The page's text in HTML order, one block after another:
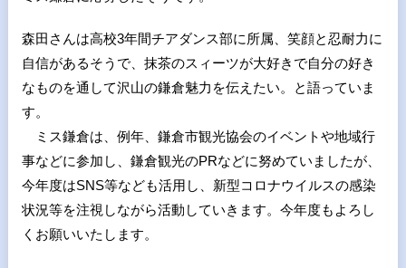
森田さんは高校3年間チアダンス部に所属、笑顔と忍耐力に
自信があるそうで、抹茶のスィーツが大好きで自分の好き
なものを通して沢山の鎌倉魅力を伝えたい。と語っていま
す。
ミス鎌倉は、例年、鎌倉市観光協会のイベントや地域行
事などに参加し、鎌倉観光のPRなどに努めていましたが、
今年度はSNS等なども活用し、新型コロナウイルスの感染
状況等を注視しながら活動していきます。今年度もよろし
くお願いいたします。